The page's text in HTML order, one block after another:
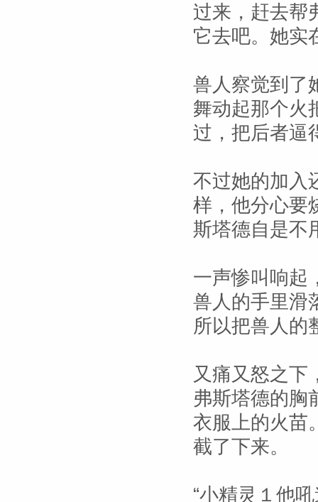
过来，赶去帮
它去吧。她实
兽人察觉到了
舞动起那个火
过，把后者逼
不过她的加入
样，他分心要
斯塔德自是不
一声惨叫响起
兽人的手里滑
所以把兽人的
又痛又怒之下
弗斯塔德的胸
衣服上的火苗
截了下来。
“小精灵１他